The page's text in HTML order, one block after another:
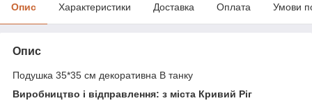
Опис Характеристики Доставка Оплата Умови
Опис
Подушка 35*35 см декоративна В танку
Виробництво і відправлення: з міста Кривий Ріг